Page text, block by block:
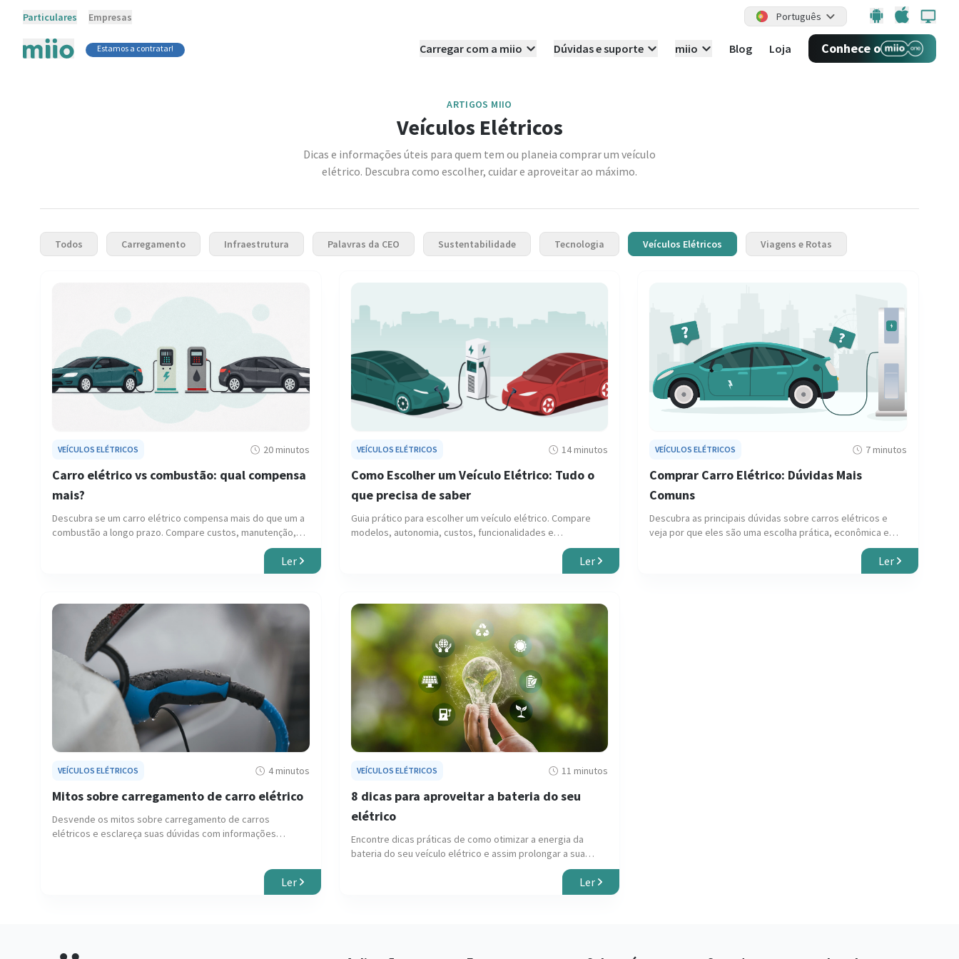
Particulares Empresas Português
Estamos a contratar! Carregar com a miio Dúvidas e suporte miio Blog Loja Conhece o
ARTIGOS MIIO
Veículos Elétricos
Dicas e informações úteis para quem tem ou planeia comprar um veículo
elétrico. Descubra como escolher, cuidar e aproveitar ao máximo.
Todos Carregamento Infraestrutura Palavras da CEO Sustentabilidade Tecnologia Veículos Elétricos Viagens e Rotas
VEÍCULOS ELÉTRICOS 20 minutos
Carro elétrico vs combustão: qual compensa
mais?
Descubra se um carro elétrico compensa mais do que um a
combustão a longo prazo. Compare custos, manutenção,
Ler
VEÍCULOS ELÉTRICOS 14 minutos
Como Escolher um Veículo Elétrico: Tudo o
que precisa de saber
Guia prático para escolher um veículo elétrico. Compare
modelos, autonomia, custos, funcionalidades e
Ler
VEÍCULOS ELÉTRICOS 7 minutos
Comprar Carro Elétrico: Dúvidas Mais
Comuns
Descubra as principais dúvidas sobre carros elétricos e
veja por que eles são uma escolha prática, econômica e
Ler
VEÍCULOS ELÉTRICOS 4 minutos
Mitos sobre carregamento de carro elétrico
Desvende os mitos sobre carregamento de carros
elétricos e esclareça suas dúvidas com informações
Ler
VEÍCULOS ELÉTRICOS 11 minutos
8 dicas para aproveitar a bateria do seu
elétrico
Encontre dicas práticas de como otimizar a energia da
bateria do seu veículo elétrico e assim prolongar a sua
Ler